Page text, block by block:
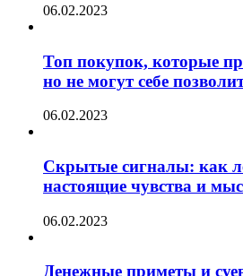
06.02.2023
Топ покупок, которые
но не могут себе
06.02.2023
Скрытые сигналы: как
настоящие чувства и
06.02.2023
Денежные приметы и